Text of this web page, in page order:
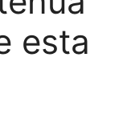
esta